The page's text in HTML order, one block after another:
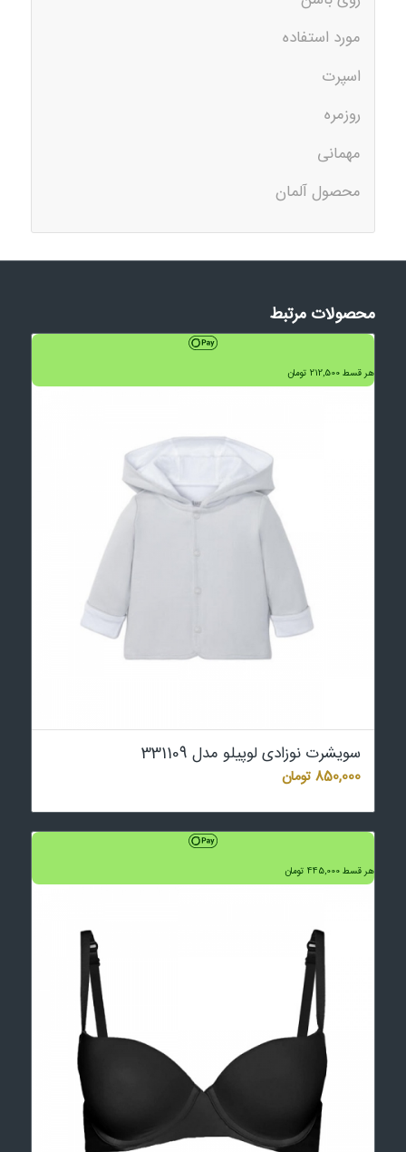
مورد استفاده
اسپرت
روزمره
مهمانی
محصول آلمان
محصولات مرتبط
هر قسط212,500 تومان
سویشرت نوزادی لوپیلو مدل 331109
850,000 تومان
هر قسط445,000 تومان